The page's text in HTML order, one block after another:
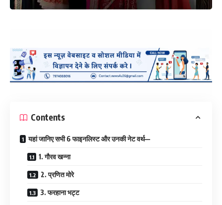
Contents
यहां जानिए सभी 6 फाइनलिस्ट और उनकी नेट वर्थ—
1. गौरव खन्ना
2. प्रणित मोरे
3. फरहाना भट्‍ट